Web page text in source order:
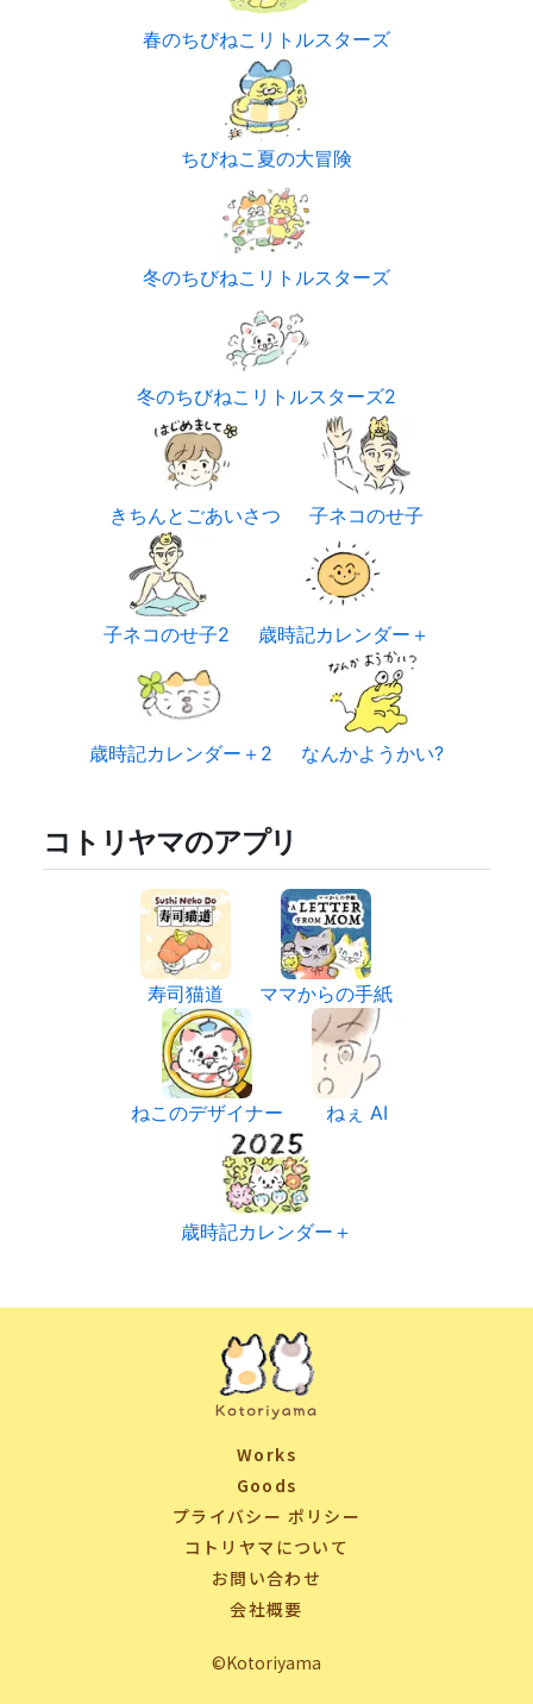
春のちびねこリトルスターズ
ちびねこ夏の大冒険
冬のちびねこリトルスターズ
冬のちびねこリトルスターズ2
きちんとごあいさつ 子ネコのせ子
子ネコのせ子2 歳時記カレンダー＋
歳時記カレンダー＋2 なんかようかい?
コトリヤマのアプリ
寿司猫道 ママからの手紙
ねこのデザイナー ねぇ AI
歳時記カレンダー＋
Works
Goods
プライバシー ポリシー
コトリヤマについて
お問い合わせ
会社概要
©Kotoriyama